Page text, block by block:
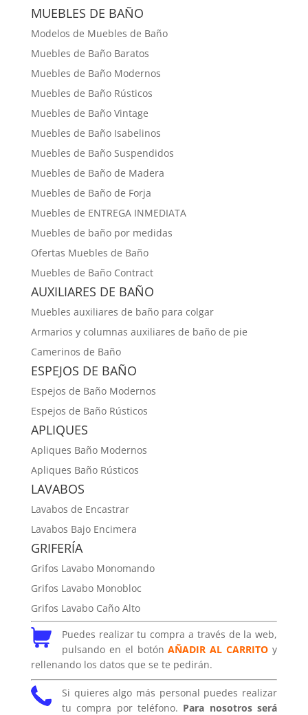
MUEBLES DE BAÑO
Modelos de Muebles de Baño
Muebles de Baño Baratos
Muebles de Baño Modernos
Muebles de Baño Rústicos
Muebles de Baño Vintage
Muebles de Baño Isabelinos
Muebles de Baño Suspendidos
Muebles de Baño de Madera
Muebles de Baño de Forja
Muebles de ENTREGA INMEDIATA
Muebles de baño por medidas
Ofertas Muebles de Baño
Muebles de Baño Contract
AUXILIARES DE BAÑO
Muebles auxiliares de baño para colgar
Armarios y columnas auxiliares de baño de pie
Camerinos de Baño
ESPEJOS DE BAÑO
Espejos de Baño Modernos
Espejos de Baño Rústicos
APLIQUES
Apliques Baño Modernos
Apliques Baño Rústicos
LAVABOS
Lavabos de Encastrar
Lavabos Bajo Encimera
GRIFERÍA
Grifos Lavabo Monomando
Grifos Lavabo Monobloc
Grifos Lavabo Caño Alto
Puedes realizar tu compra a través de la web,
pulsando en el botónAÑADIR AL CARRITO y
rellenando los datos que se te pedirán.
Si quieres algo más personal puedes realizar
tu compra por teléfono. Para nosotros será